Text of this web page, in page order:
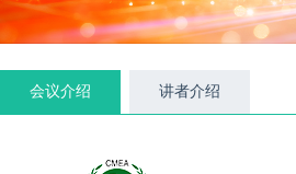
会议介绍 讲者介绍